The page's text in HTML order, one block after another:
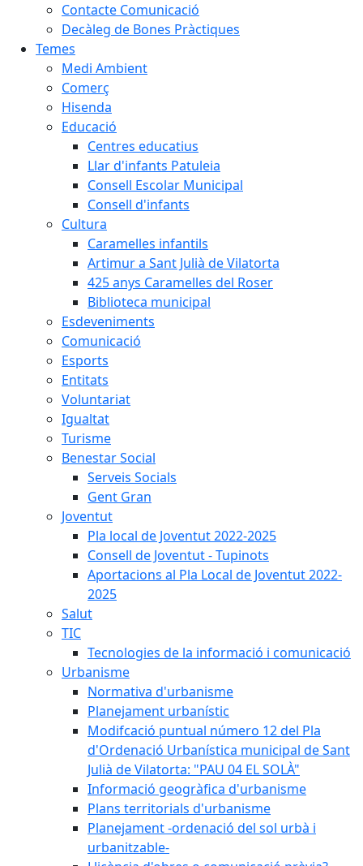
Contacte Comunicació
Decàleg de Bones Pràctiques
Temes
Medi Ambient
Comerç
Hisenda
Educació
Centres educatius
Llar d'infants Patuleia
Consell Escolar Municipal
Consell d'infants
Cultura
Caramelles infantils
Artimur a Sant Julià de Vilatorta
425 anys Caramelles del Roser
Biblioteca municipal
Esdeveniments
Comunicació
Esports
Entitats
Voluntariat
Igualtat
Turisme
Benestar Social
Serveis Socials
Gent Gran
Joventut
Pla local de Joventut 2022-2025
Consell de Joventut - Tupinots
Aportacions al Pla Local de Joventut 2022-
2025
Salut
TIC
Tecnologies de la informació i comunicació
Urbanisme
Normativa d'urbanisme
Planejament urbanístic
Modifcació puntual número 12 del Pla
d'Ordenació Urbanística municipal de Sant
Julià de Vilatorta: "PAU 04 EL SOLÀ"
Informació geogràfica d'urbanisme
Plans territorials d'urbanisme
Planejament -ordenació del sol urbà i
urbanitzable-